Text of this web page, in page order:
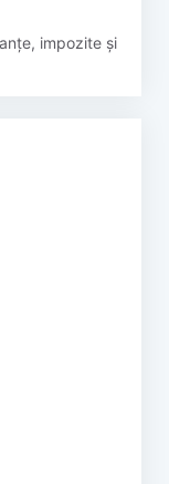
impozite și